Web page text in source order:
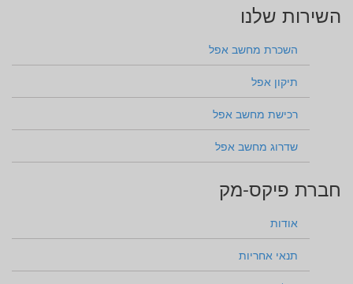
השירות שלנו
השכרת מחשב אפל
תיקון אפל
רכישת מחשב אפל
שדרוג מחשב אפל
חברת פיקס-מק
אודות
תנאי אחריות